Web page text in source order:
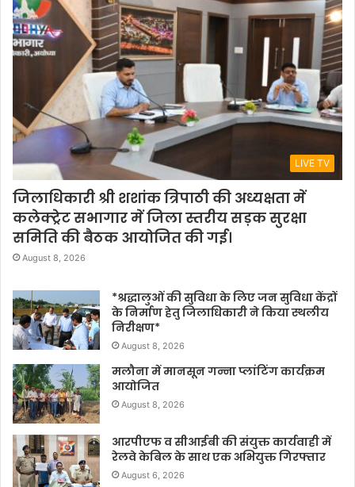
LIVE TV
जिलाधिकारी श्री शशांक त्रिपाठी की अध्यक्षता में
कलेक्ट्रेट सभागार में जिला स्तरीय सड़क सुरक्षा
समिति की बैठक आयोजित की गई।
August 8, 2026
*श्रद्धालुओं की सुविधा के लिए जन सुविधा केंद्रों
के निर्माण हेतु जिलाधिकारी ने किया स्थलीय
निरीक्षण*
August 8, 2026
मलौना में मानसून गन्ना प्लांटिंग कार्यक्रम
आयोजित
August 8, 2026
आरपीएफ व सीआईबी की संयुक्त कार्यवाही में
रेलवे केबिल के साथ एक अभियुक्त गिरफ्तार
August 6, 2026